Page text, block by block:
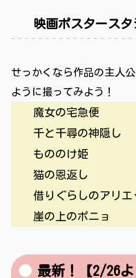
映画ポスタース
せっかくなら作品の主人
ように撮ってみよう！
魔女の宅急便
千と千尋の神隠し
もののけ姫
猫の恩返し
借りぐらしのアリエ
崖の上のポニョ
最新！【2/26